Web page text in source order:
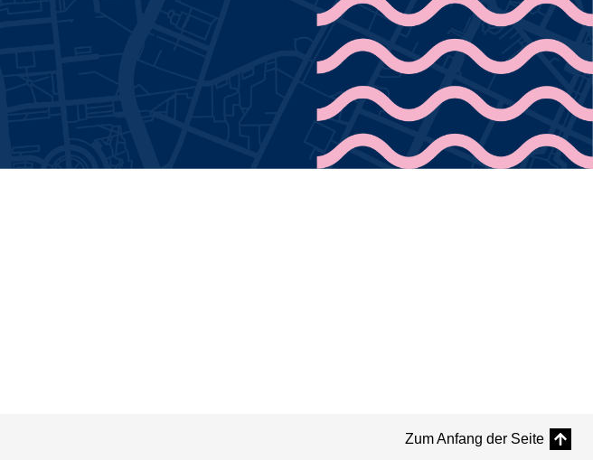
Zum Anfang der Seite